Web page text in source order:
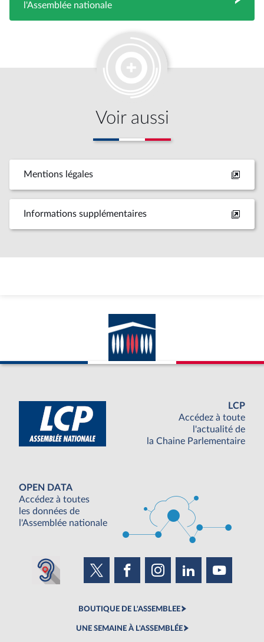
l'Assemblée nationale
Voir aussi
Mentions légales
Informations supplémentaires
LCP
Accédez à toute
l'actualité de
la Chaine Parlementaire
OPEN DATA
Accédez à toutes
les données de
l'Assemblée nationale
BOUTIQUE DE L'ASSEMBLEE
UNE SEMAINE À L'ASSEMBLÉE